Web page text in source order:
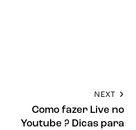
NEXT
Como fazer Live no
Youtube ? Dicas para